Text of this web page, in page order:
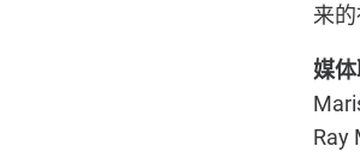
来
媒
Ray